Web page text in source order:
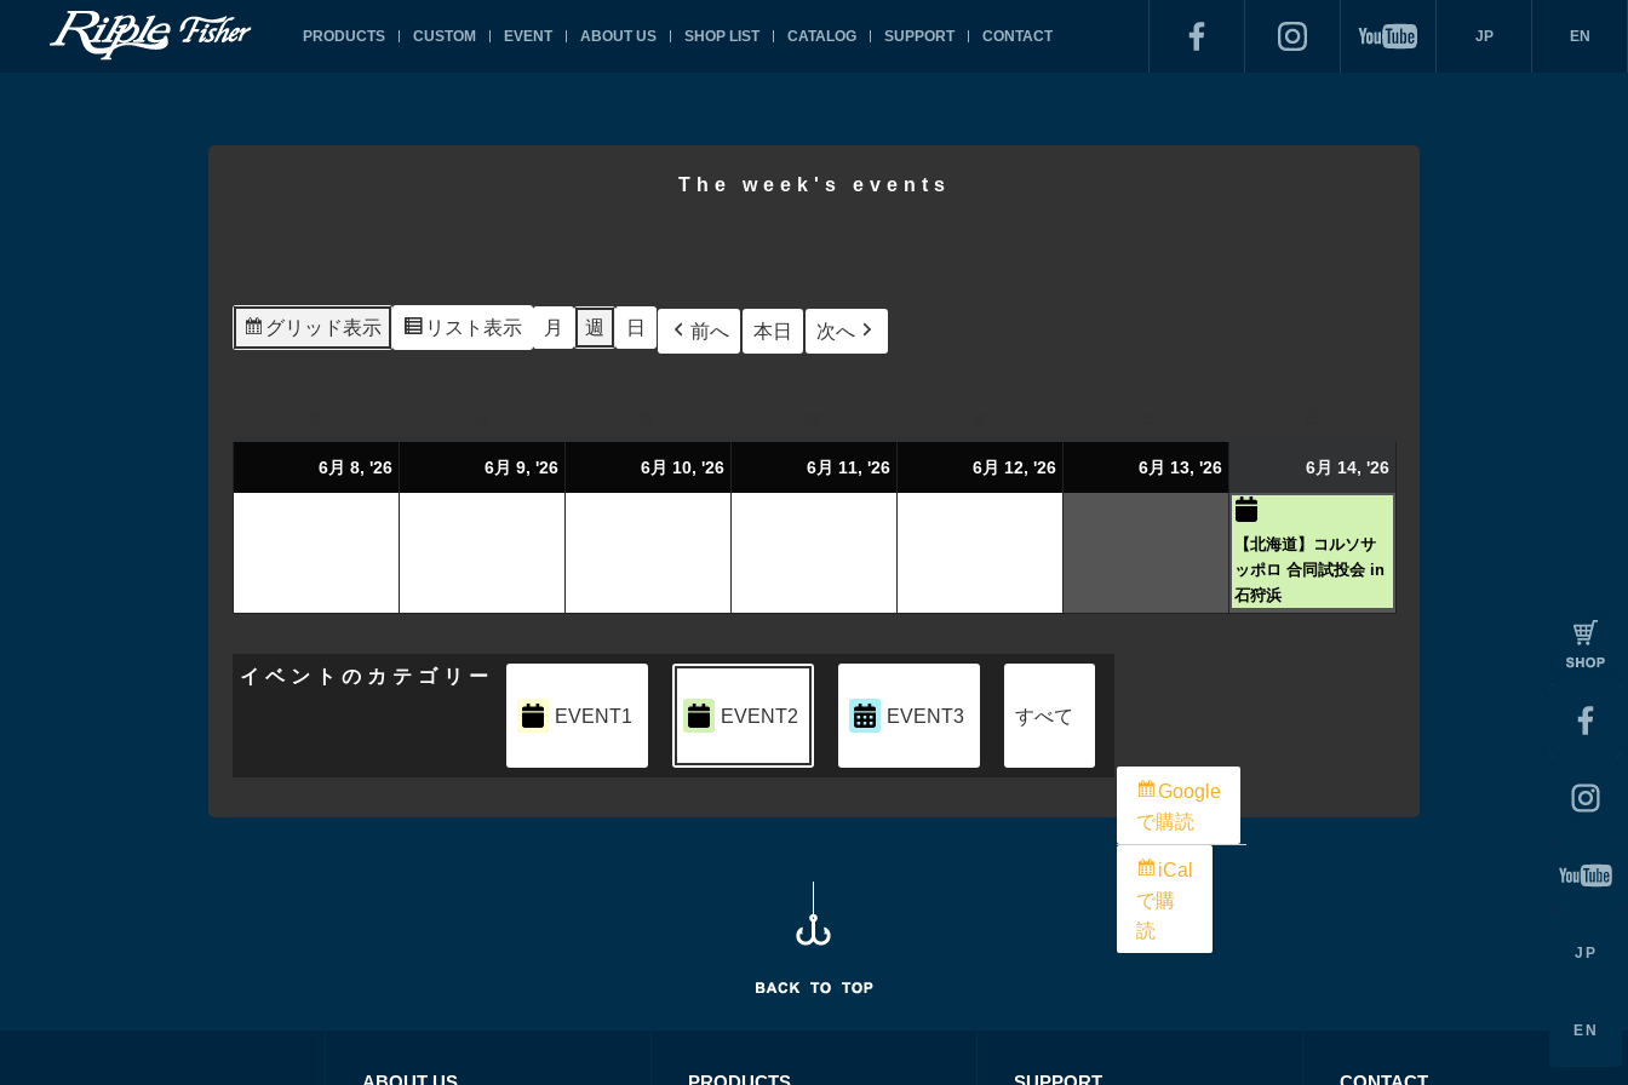
PRODUCTS CUSTOM EVENT ABOUT US SHOP LIST CATALOG SUPPORT CONTACT EN
JP
The week's events
グリッド表示 リスト 表示 月 週 日 前へ 本日 次へ
6月 8, '26 6月 9, '26 6月 10, '26 6月 11, '26 6月 12, '26 6月 13, '26 6月 14, '26
【北海道】コルソサ
ッポロ 合同試投会 in
石狩浜
イベントのカテゴリー
EVENT1
EVENT2 EVENT3 すべて
Google
で購読
iCal
で購
読
JP
EN